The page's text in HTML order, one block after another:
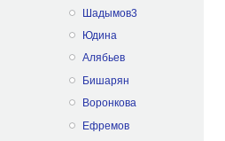
Шадымов3
Юдина
Алябьев
Бишарян
Воронкова
Ефремов